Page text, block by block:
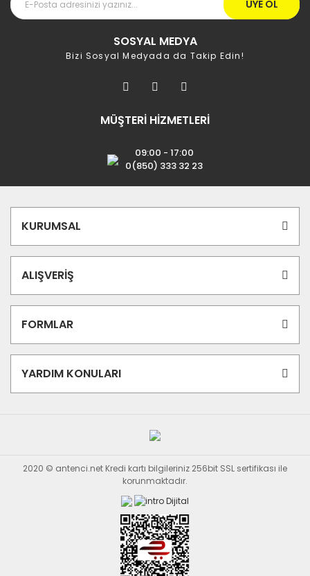
ÜYE OL
SOSYAL MEDYA
Bizi Sosyal Medyada da Takip Edin!
MÜŞTERİ HİZMETLERİ
09:00 - 17:00
0(850) 333 32 23
KURUMSAL
ALIŞVERİŞ
FORMLAR
YARDIM KONULARI
2020 © antenci.net Kredi kartı bilgileriniz 256bit SSL sertifikası ile
korunmaktadır.